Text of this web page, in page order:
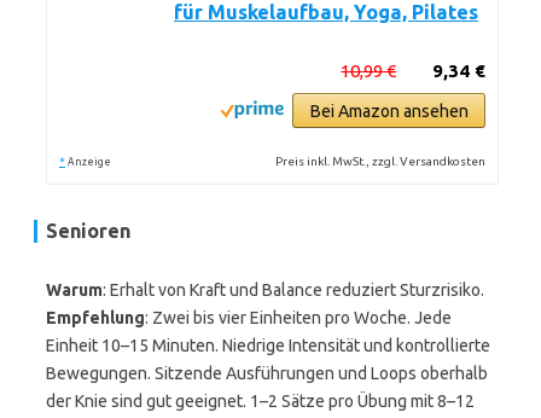
für Muskelaufbau, Yoga, Pilates
9,34 €
10,99 €
Bei Amazon ansehen
* Anzeige Preis inkl. MwSt., zzgl. Versandkosten
Senioren
Warum: Erhalt von Kraft und Balance reduziert Sturzrisiko.
Empfehlung: Zwei bis vier Einheiten pro Woche. Jede
Einheit 10–15 Minuten. Niedrige Intensität und kontrollierte
Bewegungen. Sitzende Ausführungen und Loops oberhalb
der Knie sind gut geeignet. 1–2 Sätze pro Übung mit 8–12